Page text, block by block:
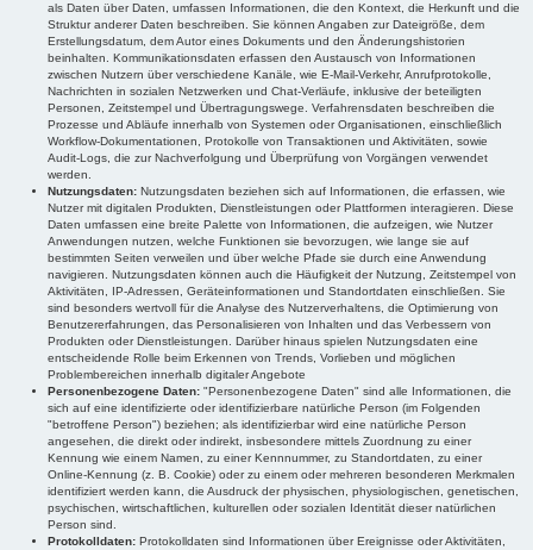
als Daten über Daten, umfassen Informationen, die den Kontext, die Herkunft und die
Struktur anderer Daten beschreiben. Sie können Angaben zur Dateigröße, dem
Erstellungsdatum, dem Autor eines Dokuments und den Änderungshistorien
beinhalten. Kommunikationsdaten erfassen den Austausch von Informationen
zwischen Nutzern über verschiedene Kanäle, wie E-Mail-Verkehr, Anrufprotokolle,
Nachrichten in sozialen Netzwerken und Chat-Verläufe, inklusive der beteiligten
Personen, Zeitstempel und Übertragungswege. Verfahrensdaten beschreiben die
Prozesse und Abläufe innerhalb von Systemen oder Organisationen, einschließlich
Workflow-Dokumentationen, Protokolle von Transaktionen und Aktivitäten, sowie
Audit-Logs, die zur Nachverfolgung und Überprüfung von Vorgängen verwendet
werden.
Nutzungsdaten: Nutzungsdaten beziehen sich auf Informationen, die erfassen, wie
Nutzer mit digitalen Produkten, Dienstleistungen oder Plattformen interagieren. Diese
Daten umfassen eine breite Palette von Informationen, die aufzeigen, wie Nutzer
Anwendungen nutzen, welche Funktionen sie bevorzugen, wie lange sie auf
bestimmten Seiten verweilen und über welche Pfade sie durch eine Anwendung
navigieren. Nutzungsdaten können auch die Häufigkeit der Nutzung, Zeitstempel von
Aktivitäten, IP-Adressen, Geräteinformationen und Standortdaten einschließen. Sie
sind besonders wertvoll für die Analyse des Nutzerverhaltens, die Optimierung von
Benutzererfahrungen, das Personalisieren von Inhalten und das Verbessern von
Produkten oder Dienstleistungen. Darüber hinaus spielen Nutzungsdaten eine
entscheidende Rolle beim Erkennen von Trends, Vorlieben und möglichen
Problembereichen innerhalb digitaler Angebote
Personenbezogene Daten: "Personenbezogene Daten" sind alle Informationen, die
sich auf eine identifizierte oder identifizierbare natürliche Person (im Folgenden
"betroffene Person") beziehen; als identifizierbar wird eine natürliche Person
angesehen, die direkt oder indirekt, insbesondere mittels Zuordnung zu einer
Kennung wie einem Namen, zu einer Kennnummer, zu Standortdaten, zu einer
Online-Kennung (z. B. Cookie) oder zu einem oder mehreren besonderen Merkmalen
identifiziert werden kann, die Ausdruck der physischen, physiologischen, genetischen,
psychischen, wirtschaftlichen, kulturellen oder sozialen Identität dieser natürlichen
Person sind.
Protokolldaten: Protokolldaten sind Informationen über Ereignisse oder Aktivitäten,